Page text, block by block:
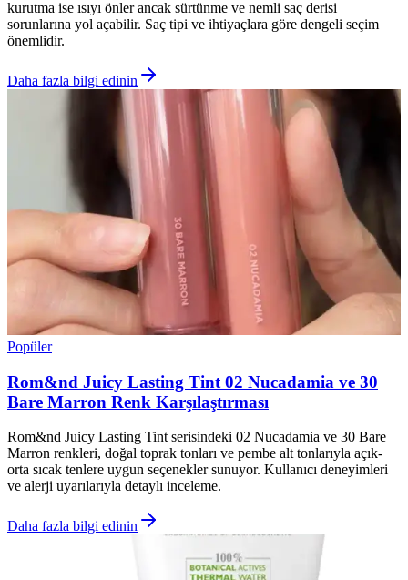
kurutma ise ısıyı önler ancak sürtünme ve nemli saç derisi
sorunlarına yol açabilir. Saç tipi ve ihtiyaçlara göre dengeli seçim
önemlidir.
Daha fazla bilgi edinin
Popüler
Rom&nd Juicy Lasting Tint 02 Nucadamia ve 30
Bare Marron Renk Karşılaştırması
Rom&nd Juicy Lasting Tint serisindeki 02 Nucadamia ve 30 Bare
Marron renkleri, doğal toprak tonları ve pembe alt tonlarıyla açık-
orta sıcak tenlere uygun seçenekler sunuyor. Kullanıcı deneyimleri
ve alerji uyarılarıyla detaylı inceleme.
Daha fazla bilgi edinin